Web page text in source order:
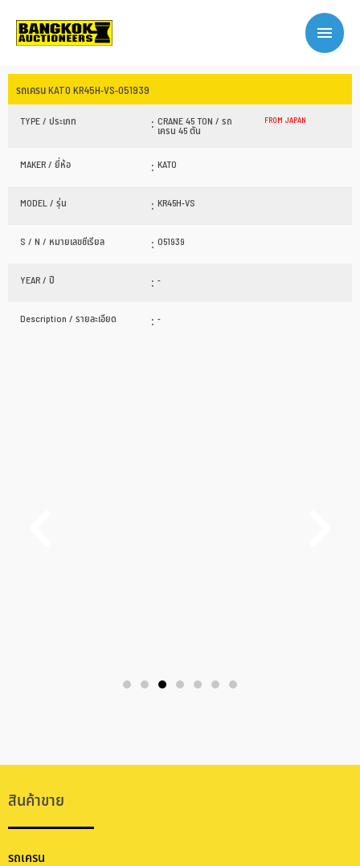
รถเครน KATO KR45H-VS-051939
TYPE / ประเภท : CRANE 45 TON / รถ
เครน 45 ตัน
FROM JAPAN
MAKER / ยี่ห้อ : KATO
MODEL / รุ่น : KR45H-VS
S / N / หมายเลขซีเรียล : 051939
YEAR / ปี : -
Description / รายละเอียด : -
สินค้าขาย
รถเครน